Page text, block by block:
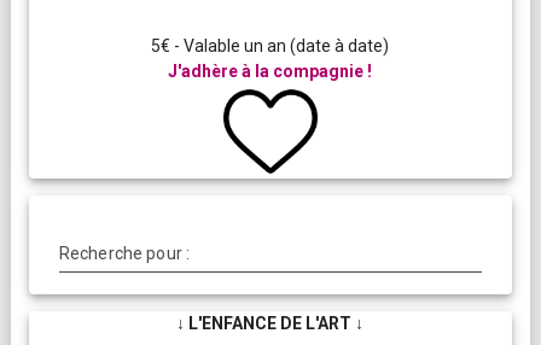
5€ - Valable un an (date à date)
J'adhère à la compagnie !
Recherche pour :
↓ L'ENFANCE DE L'ART ↓